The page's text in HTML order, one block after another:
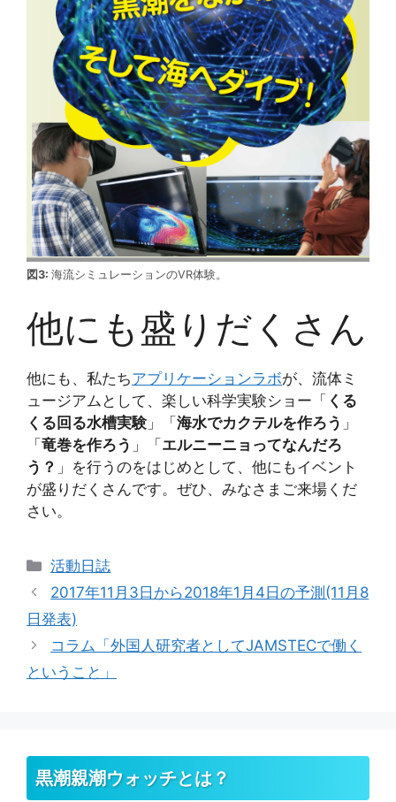
図3: 海流シミュレーションのVR体験。
他にも盛りだくさん
他にも、私たちアプリケーションラボが、流体ミ
ュージアムとして、楽しい科学実験ショー「 くる
くる回る水槽実験」「海水でカクテルを作ろう 」
「竜巻を作ろう 」「エルニーニョってなんだろ
う？ 」を行うのをはじめとして、他にもイベント
が盛りだくさんです。ぜひ、みなさまご来場くだ
さい。
カ
テ
リ
ー
活動日誌
2017年11月3日から2018年1月4日の予測(11月8
日発表)
コラム「外国人研究者としてJAMSTECで働く
ということ」
黒潮親潮ウォッチとは？